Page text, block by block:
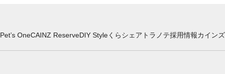
Pet’s OneCAINZ ReserveDIY Styleくらシェア トラノテ採用情報カイン